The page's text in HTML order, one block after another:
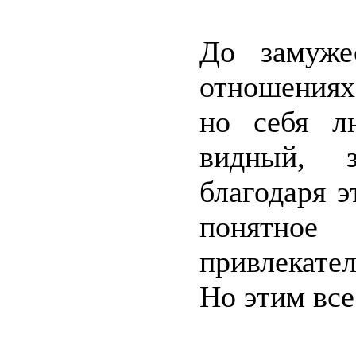
До
но себя
видный,
благодаря
Но этим